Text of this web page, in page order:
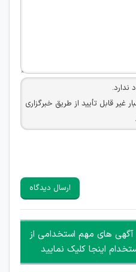
ندارد.
غیر قابل تأیید از طریق خبرگزاری
ندارد.
به هر طریقی قصد مأیوس کردن
سایر افراد (مسئول و غیر مسئول)
حضوری چه به صورت دسته
وجود ندارد.
ارسال دیدگاه
های مهم استخدامی از
اینجا کلیک نمایید